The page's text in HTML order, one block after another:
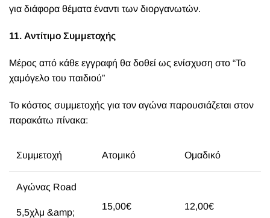
για διάφορα θέματα έναντι των διοργανωτών.
11. Αντίτιμο Συμμετοχής
Μέρος από κάθε εγγραφή θα δοθεί ως ενίσχυση στο “Το
χαμόγελο του παιδιού”
Το κόστος συμμετοχής για τον αγώνα παρουσιάζεται στον
παρακάτω πίνακα:
Συμμετοχή Ατομικό Ομαδικό
Αγώνας Road
5,5χλμ &amp;
15,00€ 12,00€